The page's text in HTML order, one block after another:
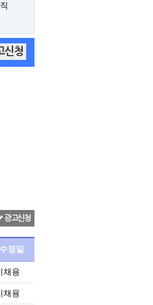
신청
광고신청
정일
채용
채용